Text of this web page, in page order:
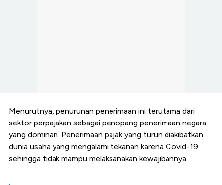
Menurutnya, penurunan penerimaan ini terutama dari
sektor perpajakan sebagai penopang penerimaan negara
yang dominan. Penerimaan pajak yang turun diakibatkan
dunia usaha yang mengalami tekanan karena Covid-19
sehingga tidak mampu melaksanakan kewajibannya.